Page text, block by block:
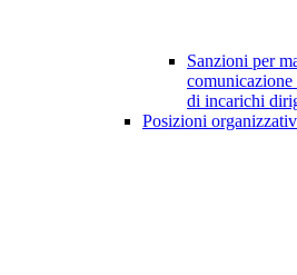
Sanzioni per
di incarichi
Posizioni